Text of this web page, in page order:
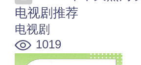
电视剧推荐
电视剧
1019